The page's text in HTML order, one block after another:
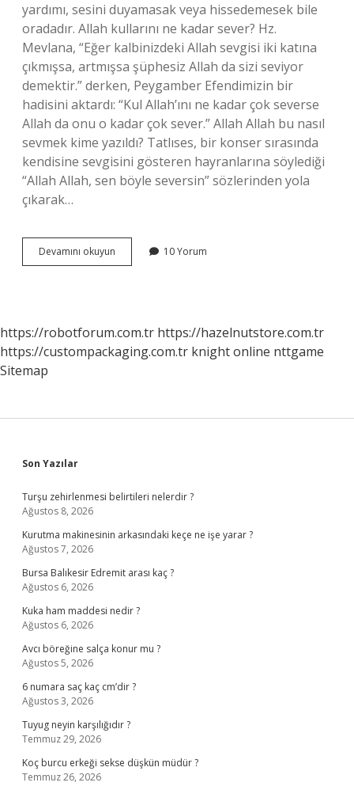
yardımı, sesini duyamasak veya hissedemesek bile
oradadır. Allah kullarını ne kadar sever? Hz.
Mevlana, “Eğer kalbinizdeki Allah sevgisi iki katına
çıkmışsa, artmışsa şüphesiz Allah da sizi seviyor
demektir.” derken, Peygamber Efendimizin bir
hadisini aktardı: “Kul Allah’ını ne kadar çok severse
Allah da onu o kadar çok sever.” Allah Allah bu nasıl
sevmek kime yazıldı? Tatlıses, bir konser sırasında
kendisine sevgisini gösteren hayranlarına söylediği
“Allah Allah, sen böyle seversin” sözlerinden yola
çıkarak…
Devamını okuyun
Kime
10 Yorum
https://robotforum.com.tr https://hazelnutstore.com.tr
https://custompackaging.com.tr knight online nttgame
Sitemap
Sidebar
Son Yazılar
Turşu zehirlenmesi belirtileri nelerdir ?
Ağustos 8, 2026
Kurutma makinesinin arkasındaki keçe ne işe yarar ?
Ağustos 7, 2026
Bursa Balıkesir Edremit arası kaç ?
Ağustos 6, 2026
Kuka ham maddesi nedir ?
Ağustos 6, 2026
Avcı böreğine salça konur mu ?
Ağustos 5, 2026
6 numara saç kaç cm’dir ?
Ağustos 3, 2026
Tuyug neyin karşılığıdır ?
Temmuz 29, 2026
Koç burcu erkeği sekse düşkün müdür ?
Temmuz 26, 2026